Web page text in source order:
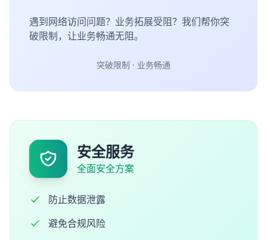
遇到网络访问问题？业务拓展受阻？我们帮你突
破限制，让业务畅通无阻。
突破限制 · 业务畅通
安全服务
全面安全方案
防止数据泄露
避免合规风险